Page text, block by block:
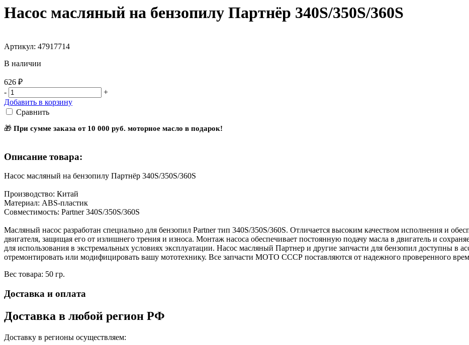
Насос масляный на бензопилу Партнёр 340S/350S/360S
Артикул: 47917714
В наличии
626 ₽
-
+
Добавить в корзину
Сравнить
🎁 При сумме заказа от 10 000 руб. моторное масло в подарок!
Описание товара:
Насос масляный на бензопилу Партнёр 340S/350S/360S
Производство: Китай
Материал: ABS-пластик
Совместимость: Partner 340S/350S/360S
Масляный насос разработан специально для бензопил Partner тип 340S/350S/360S. Отличается высоким качеством исполнения и
двигателя, защищая его от излишнего трения и износа. Монтаж насоса обеспечивает постоянную подачу масла в двигатель и
для использования в экстремальных условиях эксплуатации. Насос масляный Партнер и другие запчасти для бензопил доступны в
отремонтировать или модифицировать вашу мототехнику. Все запчасти МОТО СССР поставляются от надежного проверенного
Вес товара: 50 гр.
Доставка и оплата
Доставка в любой регион РФ
Доставку в регионы осуществляем: